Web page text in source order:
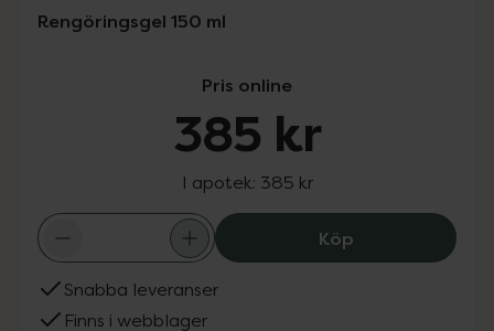
Rengöringsgel 150 ml
Pris online
385 kr
I apotek: 385 kr
KöpFilorga AHA
Snabba leveranser
Finns i webblager